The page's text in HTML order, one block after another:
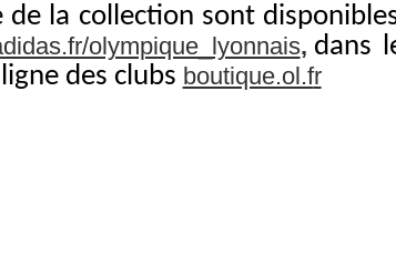
de la collection sont
olympique_lyonnais, dans
des clubs boutique.ol.fr